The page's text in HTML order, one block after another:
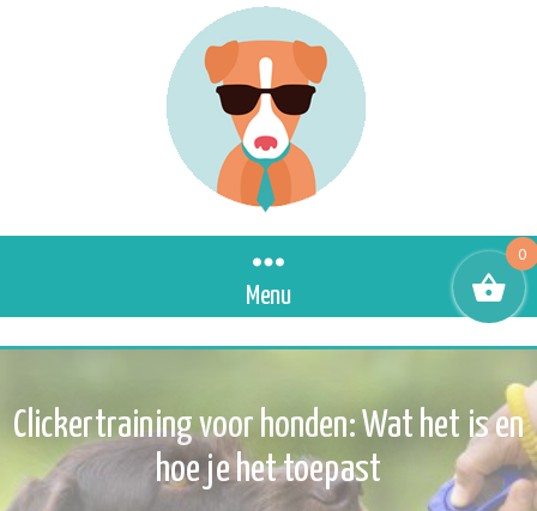
Menu
Clickertraining voor honden: Wat het is en
hoe je het toepast
0